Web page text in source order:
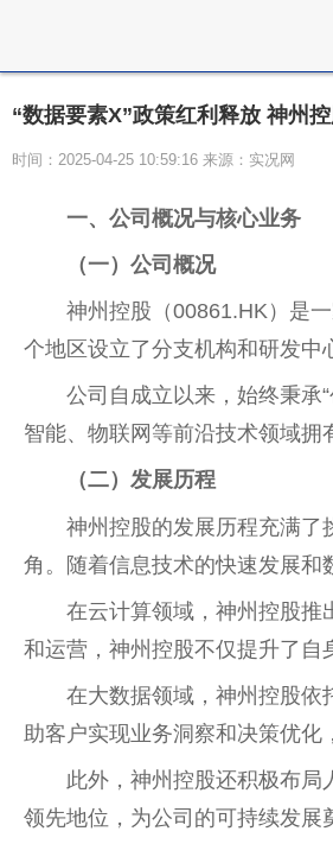
“数据要素X”政策红利释放 神州
时间：2025-04-25 10:59:16 来源：实况网
一、公司概况与核心业务
（一）公司概况
神州控股（00861.HK）是
个地区设立了分支机构和研发中
公司自成立以来，始终秉承
智能、物联网等前沿技术领域拥
（二）发展历程
神州控股的发展历程充满了
角。随着信息技术的快速发展和
在云计算领域，神州控股推
和运营，神州控股不仅提升了自
在大数据领域，神州控股依
助客户实现业务洞察和决策优化
此外，神州控股还积极布局
领先地位，为公司的可持续发展